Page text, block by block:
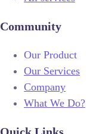
Community
Our Product
Our Services
Company
What We Do?